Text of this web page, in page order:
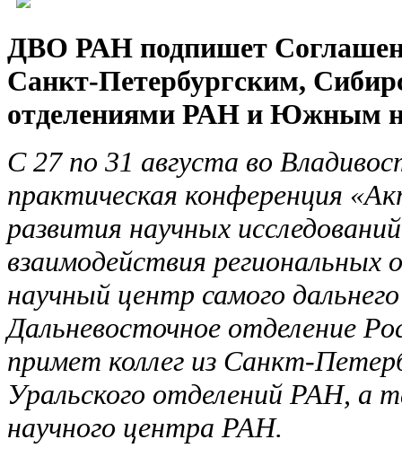
ДВО РАН подпишет
Санкт-Петербургским,
отделениями РАН и Южным
С 27 по 31 августа во
практическая конференция
развития научных
взаимодействия
научный центр самого
Дальневосточное отделение
примет коллег из Санкт-
Уральского отделений РАН,
научного центра РАН.